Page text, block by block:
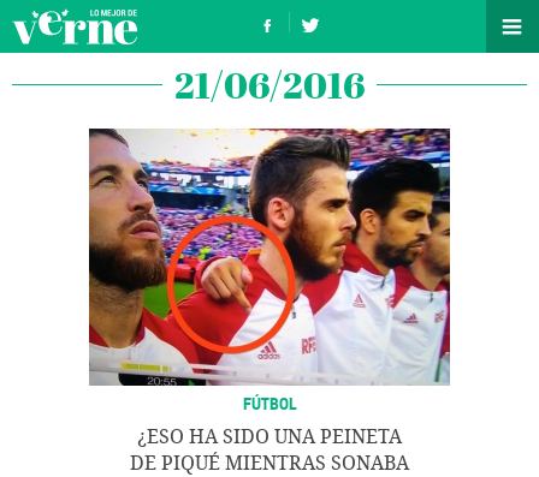
21/06/2016
FÚTBOL
¿ESO HA SIDO UNA PEINETA
DE PIQUÉ MIENTRAS SONABA